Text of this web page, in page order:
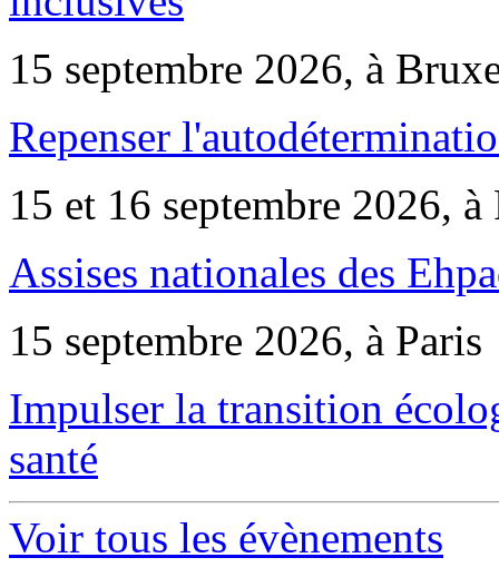
15 septembre 2026, à
Repenser
15 et 16 septembre 2026, à
Assises nationales des
15 septembre 2026, à Paris
Impulser la transition
santé
Voir tous les évènements